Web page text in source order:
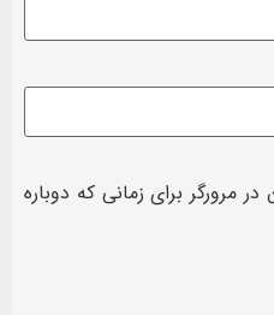
مرورگر برای زمانی که دوباره